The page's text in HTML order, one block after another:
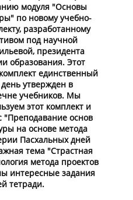
модуля "Основы
по новому учебно-
разработанному
под научной
президента
образования. Этот
единственный
утвержден в
учебников. Мы
этот комплект и
"Преподавание основ
на основе метода
Пасхальных дней
тема "Страстная
метода проектов
интересные задания
тетради.